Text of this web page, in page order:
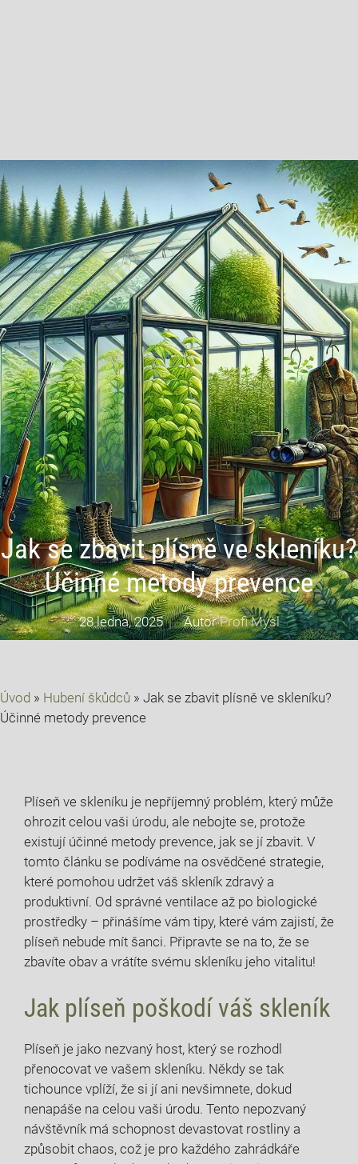
Jak se zbavit plísně ve skleníku?
Účinné metody prevence
28 ledna, 2025 AutorProfi Mysl
Úvod » Hubení škůdců » Jak se zbavit plísně ve skleníku?
Účinné metody prevence
Plíseň ve skleníku ‍je nepříjemný problém, který může
ohrozit celou vaši úrodu, ‌ale nebojte se, protože
existují účinné metody prevence, ⁣jak se⁣ jí zbavit. V
tomto článku se podíváme ​na osvědčené strategie,
které pomohou udržet váš skleník zdravý a
produktivní. Od správné ventilace až po biologické
prostředky‍ – přinášíme ‌vám tipy, které vám zajistí, že
plíseň nebude mít šanci. Připravte se na to, že‌ se
zbavíte ⁤obav a vrátíte ​svému skleníku jeho vitalitu!
Jak plíseň poškodí váš skleník
Plíseň je jako nezvaný host, ‌který se rozhodl
⁢přenocovat ve vašem skleníku. Někdy se tak
tichounce vplíží, že si jí ani nevšimnete, dokud
nenapáše na celou vaši ⁤úrodu. Tento nepozvaný
návštěvník má schopnost devastovat rostliny a
způsobit⁢ chaos, což je pro‍ každého zahrádkáře